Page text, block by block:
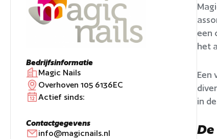
Bedrijfsinformatie
Magic Nails
Overhoven 105 6136EC
Actief sinds:
Contactgegevens
info@magicnails.nl
een
het
Een
in